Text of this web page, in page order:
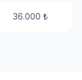
36.000 ₺